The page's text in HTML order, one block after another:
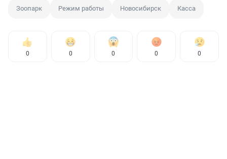
Зоопарк Режим работы Новосибирск Касса
0 0 0 0 0